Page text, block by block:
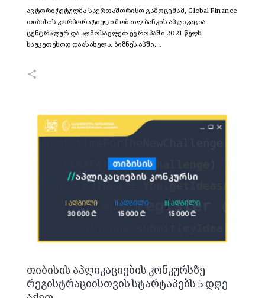
ავტორიტეტულმა საერთაშორისო გამოცემამ, Global Finance
თიბისის კორპორატიული მობაილ ბანკის აპლიკაცია
ცენტრალურ და აღმოსავლეთ ევროპაში 2021 წელს
საუკეთესოდ დაასახელა. ბიზნეს აპში,…
თიბისის აპლიკაციების კონკურსზე
რეგისტრაციისთვის სტარტაპებს 5 დღე